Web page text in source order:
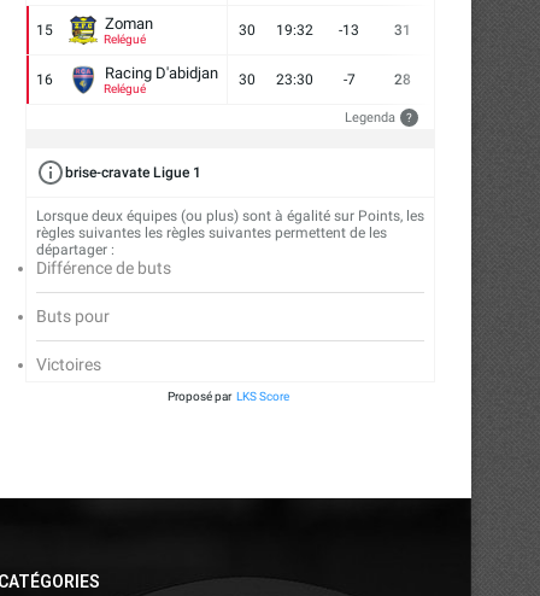
15 Zoman
Relégué
30 19:32 -13 31 10 13
16 Racing D'abidjan
Relégué
30 23:30 -7 28
Legenda ?
brise-cravate Ligue 1
Lorsque deux équipes (ou plus) sont à égalité sur Points, les
règles suivantes les règles suivantes permettent de les
départager :
Différence de buts
Buts pour
Victoires
Proposé par LKS Score